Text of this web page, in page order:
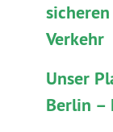
Verkehr
Unser
Berlin –